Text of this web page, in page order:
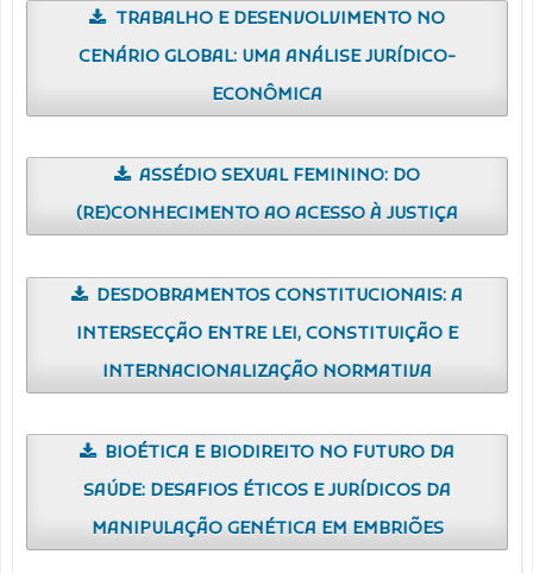
TRABALHO E DESENVOLVIMENTO NO
CENÁRIO GLOBAL: UMA ANÁLISE JURÍDICO-
ECONÔMICA
ASSÉDIO SEXUAL FEMININO: DO
(RE)CONHECIMENTO AO ACESSO À JUSTIÇA
DESDOBRAMENTOS CONSTITUCIONAIS: A
INTERSECÇÃO ENTRE LEI, CONSTITUIÇÃO E
INTERNACIONALIZAÇÃO NORMATIVA
BIOÉTICA E BIODIREITO NO FUTURO DA
SAÚDE: DESAFIOS ÉTICOS E JURÍDICOS DA
MANIPULAÇÃO GENÉTICA EM EMBRIÕES